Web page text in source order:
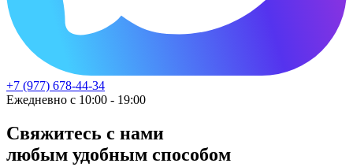
+7 (977) 678-44-34
Ежедневно с 10:00 - 19:00
Свяжитесь с нами
любым удобным способом